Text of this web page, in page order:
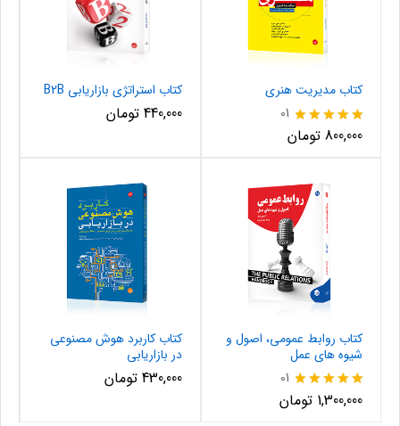
کتاب مدیریت هنری
نمره
5.00
01
800,000 تومان
کتاب استراتژی بازاریابی B2B
440,000 تومان
کتاب روابط عمومی، اصول و
شیوه های عمل
نمره
5.00
01
1,300,000 تومان
کتاب کاربرد هوش مصنوعی
در بازاریابی
430,000 تومان